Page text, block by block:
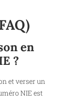
en
?
et verser un
NIE est